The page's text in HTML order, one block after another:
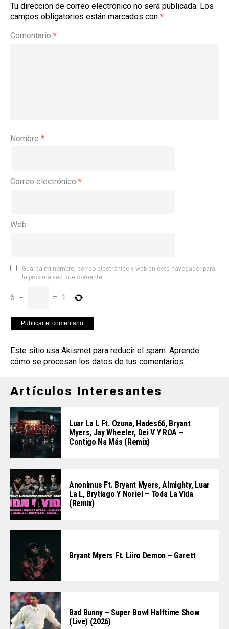
Tu dirección de correo electrónico no será publicada. Los
campos obligatorios están marcados con *
Comentario *
Nombre *
Correo electrónico *
Web
Guarda mi nombre, correo electrónico y web en este navegador para
la próxima vez que comente.
6 − = 1
Este sitio usa Akismet para reducir el spam. Aprende
cómo se procesan los datos de tus comentarios.
Artículos Interesantes
Luar La L Ft. Ozuna, Hades66, Bryant
Myers, Jay Wheeler, Dei V Y ROA –
Contigo Na Más (Remix)
Anonimus Ft. Bryant Myers, Almighty, Luar
La L, Brytiago Y Noriel – Toda La Vida
(Remix)
Bryant Myers Ft. Liiro Demon – Garett
Bad Bunny – Super Bowl Halftime Show
(Live) (2026)